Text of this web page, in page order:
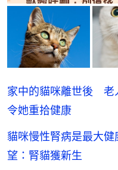
家中的貓咪離世後
令她重拾健康
貓咪慢性腎病是最大
望：腎貓獲新生